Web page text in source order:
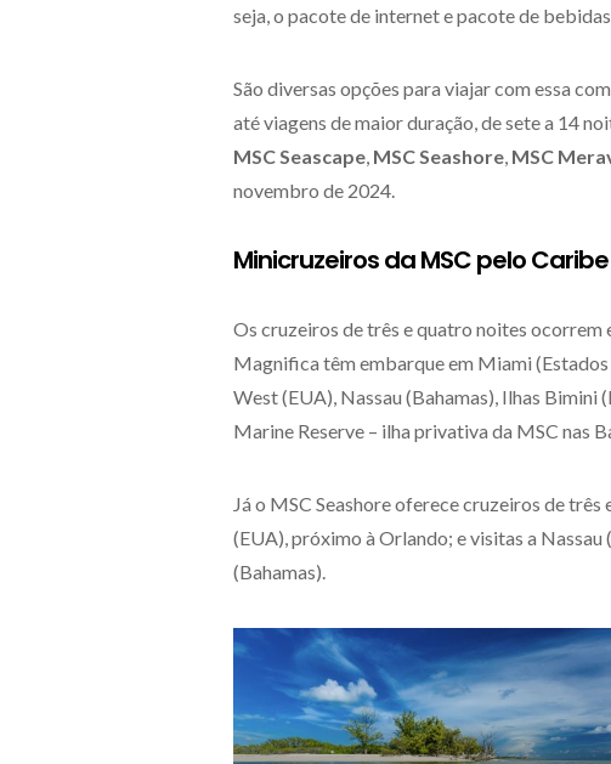
seja, o pacote de internet e pacote de
São diversas opções para viajar com essa
até viagens de maior duração, de sete a 14
MSC Seascape, MSC Seashore, MSC
novembro de 2024.
Minicruzeiros da MSC pelo Caribe
Os cruzeiros de três e quatro noites
Magnifica têm embarque em Miami
West (EUA), Nassau (Bahamas), Ilhas Bimini
Marine Reserve – ilha privativa da MSC nas
Já o MSC Seashore oferece cruzeiros de
(EUA), próximo à Orlando; e visitas a
(Bahamas).